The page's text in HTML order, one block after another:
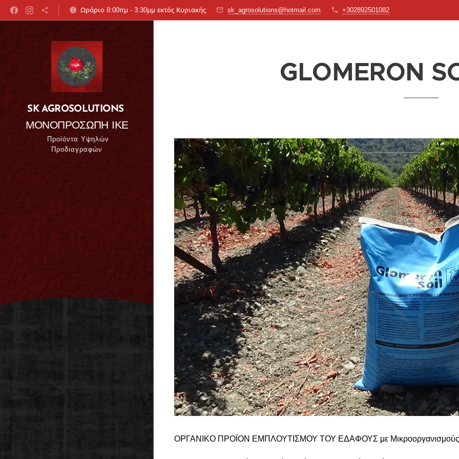
Ωράριο 8:00πμ - 3:30μμ εκτός Κυριακής sk_agrosolutions@hotmail.com +302892501082
SK AGROSOLUTIONS
ΜΟΝΟΠΡΟΣΩΠΗ ΙΚΕ
Προϊόντα Υψηλών
Προδιαγραφών
GLOMERON
ΟΡΓΑΝΙΚΟ ΠΡΟΪΟΝ ΕΜΠΛΟΥΤΙΣΜΟΥ ΤΟΥ ΕΔΑΦΟΥΣ με Μικροοργανισμούς